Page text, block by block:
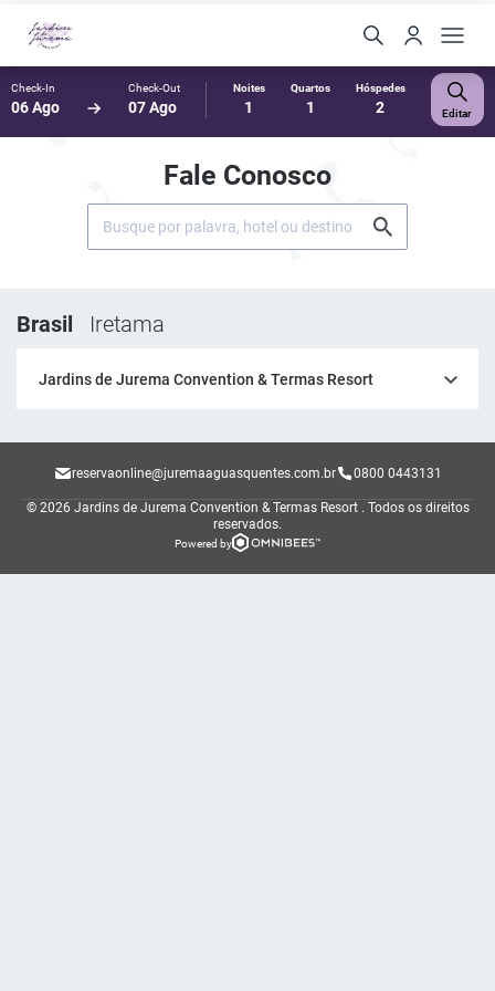
Check-In
06 Ago
Check-Out
07 Ago
Noites
1
Quartos
1
Hóspedes
2 Editar
Fale Conosco
Brasil Iretama
Jardins de Jurema Convention & Termas Resort
reservaonline@juremaaguasquentes.com.br 0800 0443131
© 2026 Jardins de Jurema Convention & Termas Resort . Todos os direitos
reservados.
Powered by